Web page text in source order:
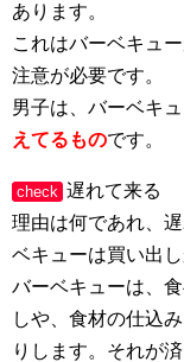
あります。
これはバーベキュ
注意が必要です。
男子は、バーベキ
えてるものです。
check 遅れて来る
理由は何であれ、
ベキューは買い出
バーベキューは、
しや、食材の仕込
りします。それが